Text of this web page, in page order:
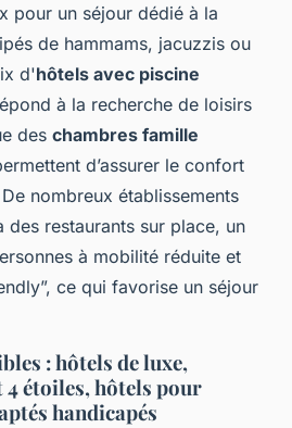
pour un séjour dédié à la
de hammams, jacuzzis ou
d'hôtels avec piscine
à la recherche de loisirs
des chambres famille
d’assurer le confort
nombreux établissements
des restaurants sur place, un
à mobilité réduite et
ce qui favorise un séjour
: hôtels de luxe,
4 étoiles, hôtels pour
handicapés